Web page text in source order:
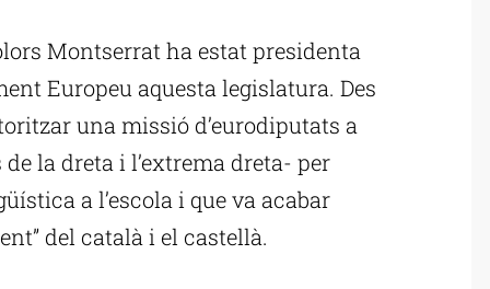
Montserrat ha estat presidenta
Europeu aquesta legislatura. Des
una missió d’eurodiputats a
la dreta i l’extrema dreta- per
a l’escola i que va acabar
del català i el castellà.